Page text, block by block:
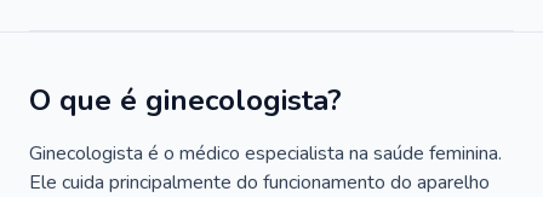
O que é ginecologista?
Ginecologista é o médico especialista na saúde feminina.
Ele cuida principalmente do funcionamento do aparelho